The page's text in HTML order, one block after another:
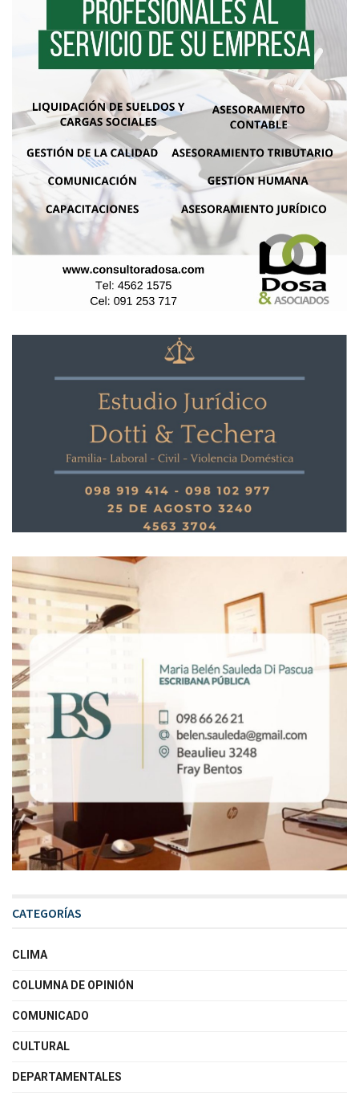
CATEGORÍAS
CLIMA
COLUMNA DE OPINIÓN
COMUNICADO
CULTURAL
DEPARTAMENTALES